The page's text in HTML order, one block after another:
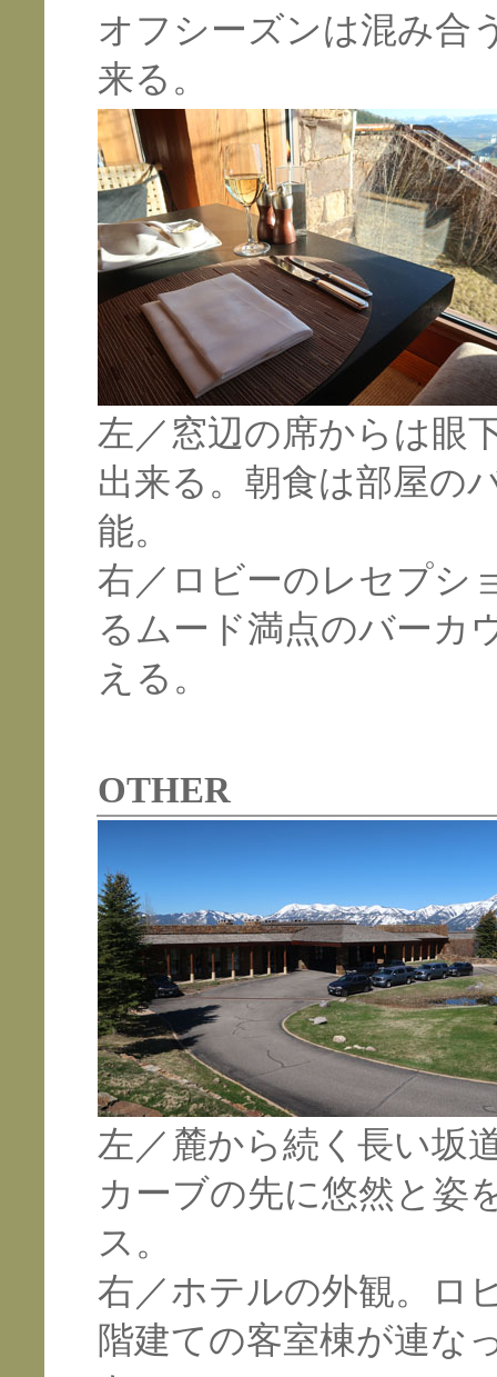
オフシーズンは混み合
来る。
左／窓辺の席からは眼
出来る。朝食は部屋の
能。
右／ロビーのレセプシ
るムード満点のバーカ
える。
OTHER
左／麓から続く長い坂
カーブの先に悠然と姿
ス。
右／ホテルの外観。ロ
階建ての客室棟が連な